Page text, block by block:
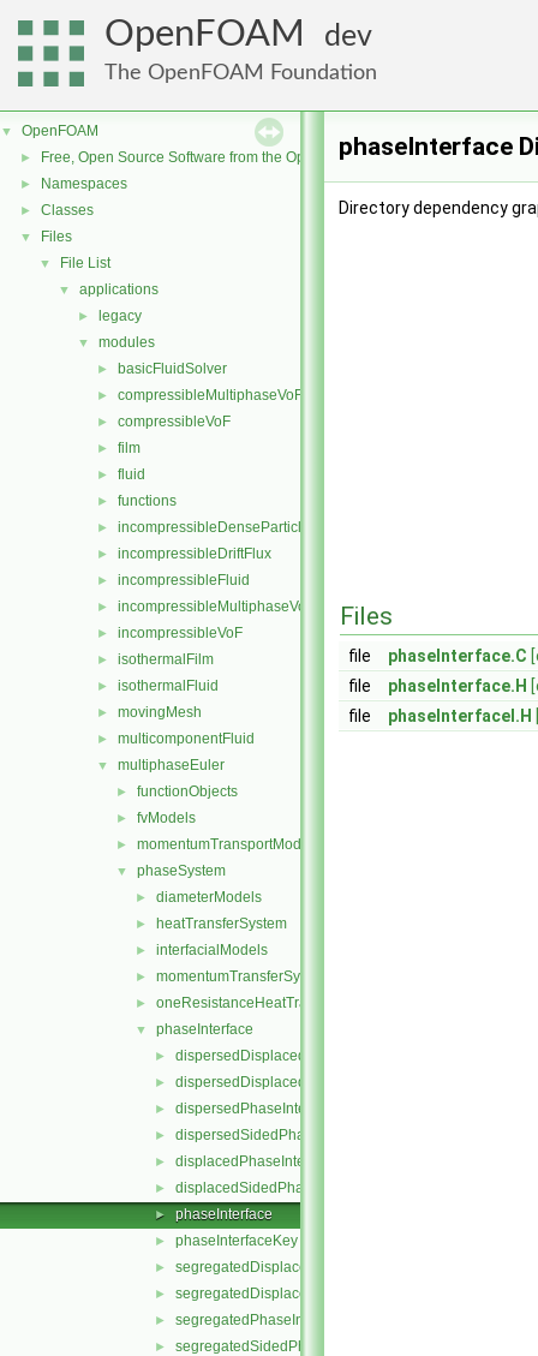
OpenFOAM dev
The OpenFOAM Foundation
▼ OpenFOAM
► Free, Open Source Software from the OpenFOAM Foundation
► Namespaces
► Classes
▼ Files
▼ File List
▼ applications
► legacy
▼ modules
► basicFluidSolver
► compressibleMultiphaseVoF
► compressibleVoF
► film
► fluid
► functions
► incompressibleDenseParticleFluid
► incompressibleDriftFlux
► incompressibleFluid
► incompressibleMultiphaseVoF
► incompressibleVoF
► isothermalFilm
► isothermalFluid
► movingMesh
► multicomponentFluid
▼ multiphaseEuler
► functionObjects
► fvModels
► momentumTransportModels
▼ phaseSystem
► diameterModels
► heatTransferSystem
► interfacialModels
► momentumTransferSystem
► oneResistanceHeatTransfer
▼ phaseInterface
► dispersedDisplacedPhaseInterface
► dispersedDisplacedSidedPhaseInterface
► dispersedPhaseInterface
► dispersedSidedPhaseInterface
► displacedPhaseInterface
► displacedSidedPhaseInterface
► phaseInterface
► phaseInterfaceKey
► segregatedDisplacedPhaseInterface
► segregatedDisplacedSidedPhaseInterface
► segregatedPhaseInterface
► segregatedSidedPhaseInterface
phaseInterface
Directory dependency
Files
file phaseInterface.C
file
phaseInterface.H
file
phaseInterfaceI.H